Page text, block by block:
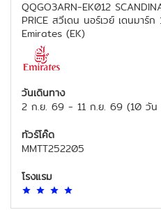
QQGO3ARN-EK012
PRICE สวีเดน นอร์เวย์ เดนมา
Emirates (EK)
วันเดินทาง
2 ก.ย. 69 - 11 ก.ย. 69 (10 วั
ทัวร์โค๊ด
MMTT252205
โรงแรม